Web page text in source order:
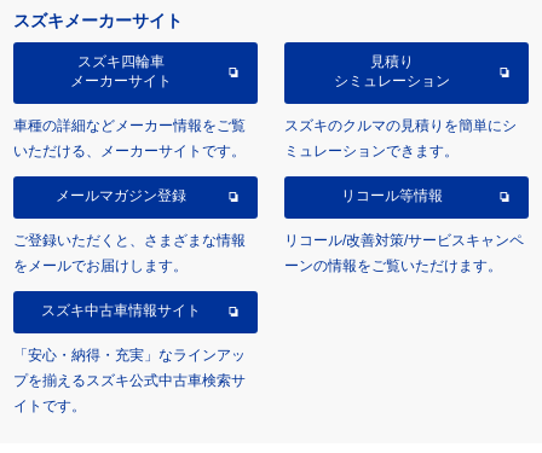
スズキメーカーサイト
スズキ四輪車
メーカーサイト
車種の詳細などメーカー情報をご覧
いただける、メーカーサイトです。
見積り
シミュレーション
スズキのクルマの見積りを簡単にシ
ミュレーションできます。
メールマガジン登録
ご登録いただくと、さまざまな情報
をメールでお届けします。
リコール等情報
リコール/改善対策/サービスキャンペ
ーンの情報をご覧いただけます。
スズキ中古車情報サイト
「安心・納得・充実」なラインアッ
プを揃えるスズキ公式中古車検索サ
イトです。